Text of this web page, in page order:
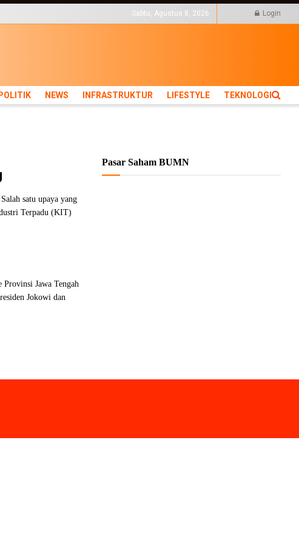
Sabtu, Agustus 8, 2026 Login
POLITIK NEWS INFRASTRUKTUR LIFESTYLE TEKNOLOGI
satu upaya yang
Terpadu (KIT)
Jawa Tengah
Jokowi dan
Pasar Saham BUMN